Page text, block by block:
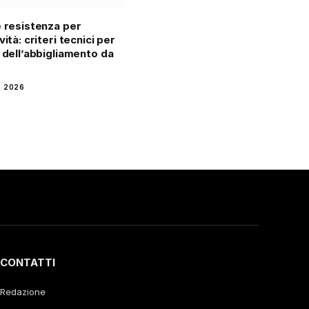
resistenza per
criteri tecnici per
da
2026
CONTATTI
Redazione